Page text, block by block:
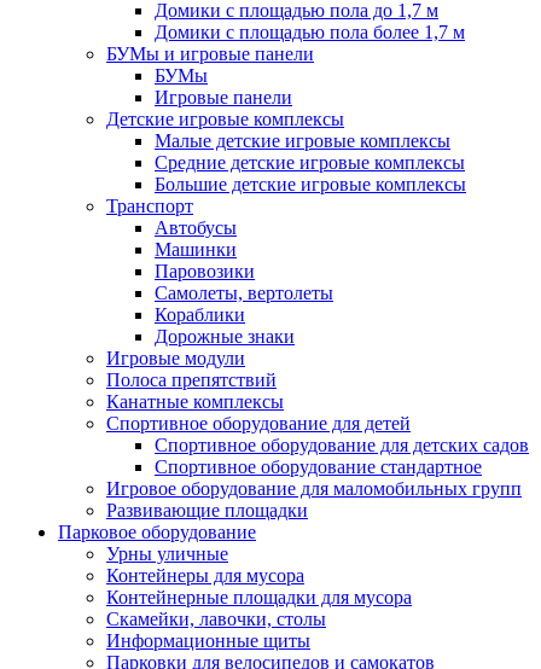
Домики с площадью пола до 1,7 м
Домики с площадью пола более 1,7 м
БУМы и игровые панели
БУМы
Игровые панели
Детские игровые комплексы
Малые детские игровые комплексы
Средние детские игровые комплексы
Большие детские игровые комплексы
Транспорт
Автобусы
Машинки
Паровозики
Самолеты, вертолеты
Кораблики
Дорожные знаки
Игровые модули
Полоса препятствий
Канатные комплексы
Спортивное оборудование для детей
Спортивное оборудование для детских садов
Спортивное оборудование стандартное
Игровое оборудование для маломобильных групп
Развивающие площадки
Парковое оборудование
Урны уличные
Контейнеры для мусора
Контейнерные площадки для мусора
Скамейки, лавочки, столы
Информационные щиты
Парковки для велосипедов и самокатов